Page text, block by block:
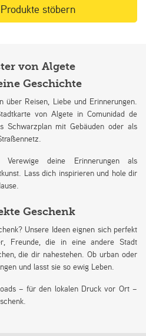
stöbern
von Algete
Geschichte
über Reisen, Liebe und Erinnerungen.
von Algete in Comunidad de
Schwarzplan mit Gebäuden oder als
deine Erinnerungen als
Lass dich inspirieren und hole dir
Geschenk
Unsere Ideen eignen sich perfekt
Freunde, die in eine andere Stadt
die dir nahestehen. Ob urban oder
und lasst sie so ewig Leben.
– für den lokalen Druck vor Ort –